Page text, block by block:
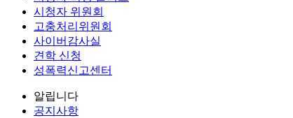
시청자 위원회
고충처리위원회
사이버감사실
견학 신청
성폭력신고센터
알립니다
공지사항